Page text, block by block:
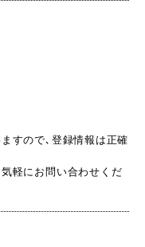
すので､登録情報は正確
軽にお問い合わせくだ